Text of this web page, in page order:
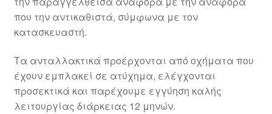
που την αντικαθιστά, σύμφωνα με τον
κατασκευαστή.
Τα ανταλλακτικά προέρχονται από οχήματα που
έχουν εμπλακεί σε ατύχημα, ελέγχονται
προσεκτικά και παρέχουμε εγγύηση καλής
λειτουργίας διάρκειας 12 μηνών.